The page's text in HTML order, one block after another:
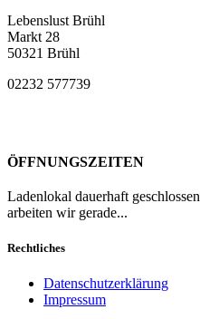
Lebenslust Brühl
Markt 28
50321 Brühl
02232 577739
ÖFFNUNGSZEITEN
Ladenlokal dauerhaft
arbeiten wir gerade...
Rechtliches
Datenschutzerklärung
Impressum